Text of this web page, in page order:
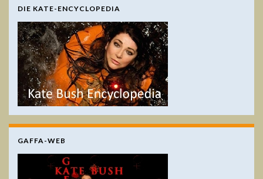
DIE KATE-ENCYCLOPEDIA
GAFFA-WEB